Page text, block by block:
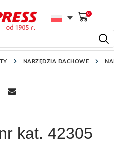
0
NARZĘDZIA DACHOWE
kat. 42305